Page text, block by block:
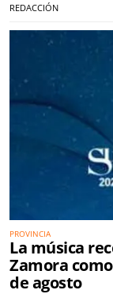
REDACCIÓN
PROVINCIA
La música
Zamora
de agosto